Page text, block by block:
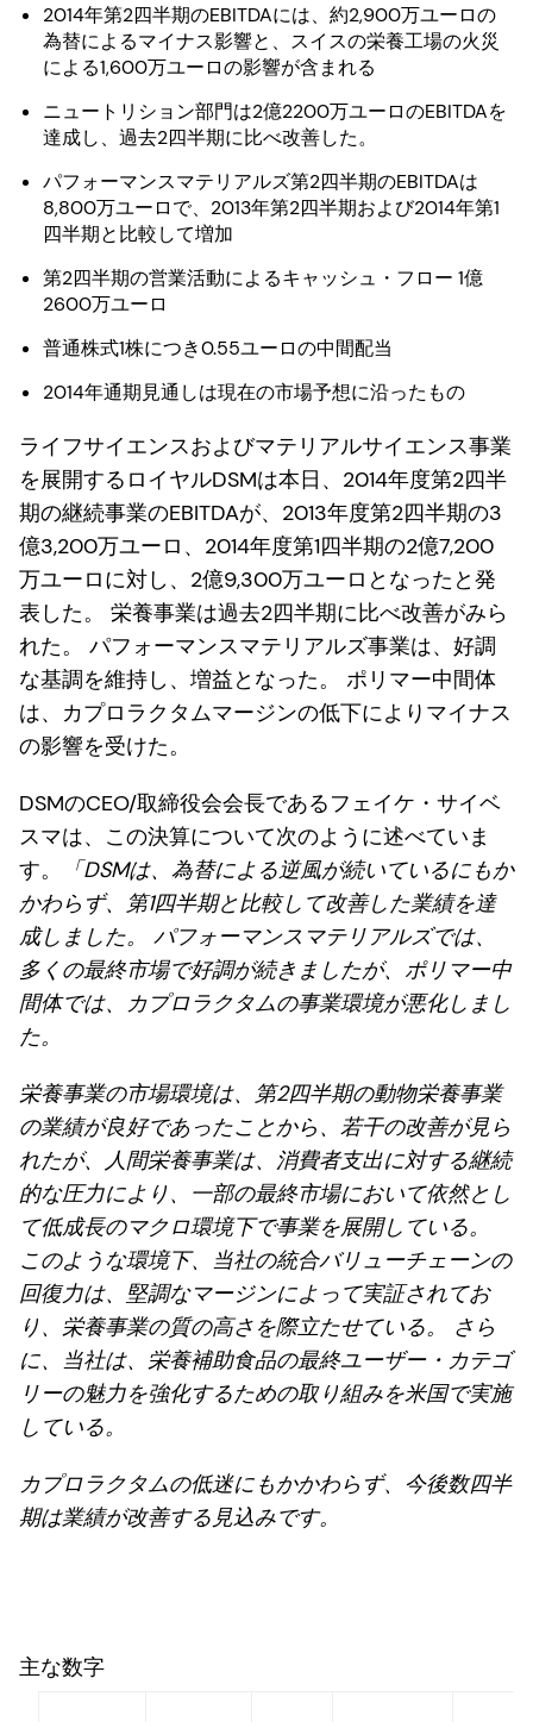
2014年第2四半期のEBITDAには、約2,900万ユーロの
為替によるマイナス影響と、スイスの栄養工場の火災
による1,600万ユーロの影響が含まれる
ニュートリション部門は2億2200万ユーロのEBITDAを
達成し、過去2四半期に比べ改善した。
パフォーマンスマテリアルズ第2四半期のEBITDAは
8,800万ユーロで、2013年第2四半期および2014年第1
四半期と比較して増加
第2四半期の営業活動によるキャッシュ・フロー 1億
2600万ユーロ
普通株式1株につき0.55ユーロの中間配当
2014年通期見通しは現在の市場予想に沿ったもの
ライフサイエンスおよびマテリアルサイエンス事業
を展開するロイヤルDSMは本日、2014年度第2四半
期の継続事業のEBITDAが、2013年度第2四半期の3
億3,200万ユーロ、2014年度第1四半期の2億7,200
万ユーロに対し、2億9,300万ユーロとなったと発
表した。 栄養事業は過去2四半期に比べ改善がみら
れた。 パフォーマンスマテリアルズ事業は、好調
な基調を維持し、増益となった。 ポリマー中間体
は、カプロラクタムマージンの低下によりマイナス
の影響を受けた。
DSMのCEO/取締役会会長であるフェイケ・サイベ
スマは、この決算について次のように述べていま
す。
「DSMは、為替による逆風が続いているにもか
かわらず、第1四半期と比較して改善した業績を達
成しました。 パフォーマンスマテリアルズでは、
多くの最終市場で好調が続きましたが、ポリマー中
間体では、カプロラクタムの事業環境が悪化しまし
た。
栄養事業の市場環境は、第2四半期の動物栄養事業
の業績が良好であったことから、若干の改善が見ら
れたが、人間栄養事業は、消費者支出に対する継続
的な圧力により、一部の最終市場において依然とし
て低成長のマクロ環境下で事業を展開している。
このような環境下、当社の統合バリューチェーンの
回復力は、堅調なマージンによって実証されてお
り、栄養事業の質の高さを際立たせている。 さら
に、当社は、栄養補助食品の最終ユーザー・カテゴ
リーの魅力を強化するための取り組みを米国で実施
している。
カプロラクタムの低迷にもかかわらず、今後数四半
期は業績が改善する見込みです。
主な数字